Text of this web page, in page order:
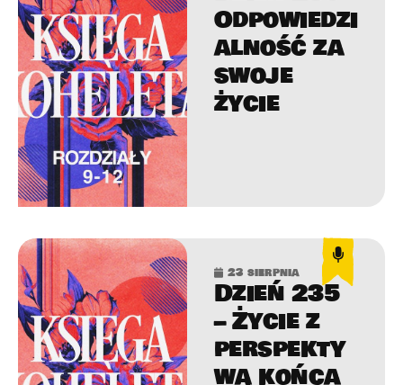
Odpowiedzi
alność za
swoje
życie
23 sierpnia
Dzień 235
– Życie z
perspekty
wą końca